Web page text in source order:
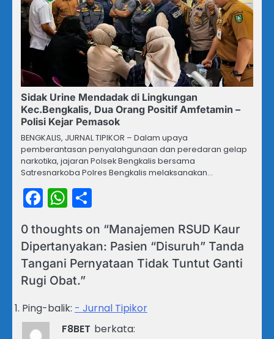
Sidak Urine Mendadak di Lingkungan
Kec.Bengkalis, Dua Orang Positif Amfetamin –
Polisi Kejar Pemasok
BENGKALIS, JURNAL TIPIKOR – Dalam upaya
pemberantasan penyalahgunaan dan peredaran gelap
narkotika, jajaran Polsek Bengkalis bersama
Satresnarkoba Polres Bengkalis melaksanakan…
Facebook
WhatsApp
0 thoughts on “Manajemen RSUD Kaur
Dipertanyakan: Pasien “Disuruh” Tanda
Tangani Pernyataan Tidak Tuntut Ganti
Rugi Obat.”
Ping-balik: - Jurnal Tipikor
F8BET berkata: